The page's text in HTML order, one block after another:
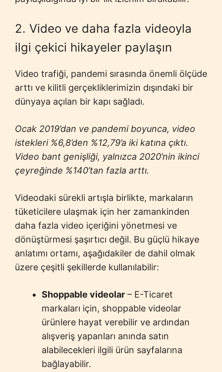
2. Video ve daha fazla videoyla
ilgi çekici hikayeler paylaşın
Video trafiği, pandemi sırasında önemli ölçüde
arttı ve kilitli gerçekliklerimizin dışındaki bir
dünyaya açılan bir kapı sağladı.
Ocak 2019’dan ve pandemi boyunca, video
istekleri %6,8’den %12,79’a iki katına çıktı.
Video bant genişliği, yalnızca 2020’nin ikinci
çeyreğinde %140’tan fazla arttı.
Videodaki sürekli artışla birlikte, markaların
tüketicilere ulaşmak için her zamankinden
daha fazla video içeriğini yönetmesi ve
dönüştürmesi şaşırtıcı değil. Bu güçlü hikaye
anlatımı ortamı, aşağıdakiler de dahil olmak
üzere çeşitli şekillerde kullanılabilir:
Shoppable videolar – E-Ticaret
markaları için, shoppable videolar
ürünlere hayat verebilir ve ardından
alışveriş yapanları anında satın
alabilecekleri ilgili ürün sayfalarına
bağlayabilir.